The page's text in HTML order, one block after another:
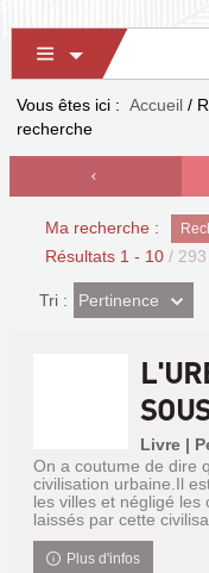
Vous êtes ici : Accueil /
recherche
Ma recherche :
Résultats 1 - 10 / 293
Tri : (Effet
imédiat)
Pertinence
Livre |
On a coutume de dire
civilisation urbaine.Il
les villes et négligé les
laissés par cette
Plus d'infos